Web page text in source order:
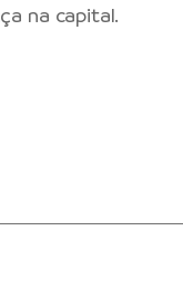
na capital.